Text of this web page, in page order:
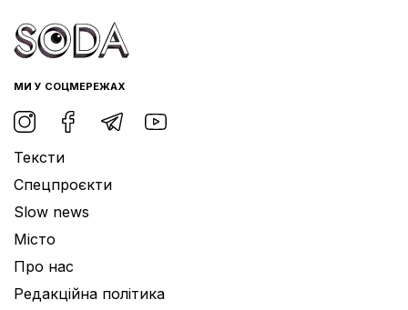
МИ У СОЦМЕРЕЖАХ
Тексти
Спецпроєкти
Slow news
Місто
Про нас
Редакційна політика